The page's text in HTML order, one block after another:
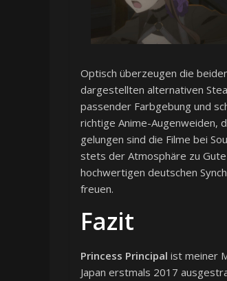
Optisch überzeugen die
dargestellten alternativen
passender Farbgebung und
richtige Anime-Augenweiden,
gelungen sind die Filme bei
stets der Atmosphäre zu
hochwertigen deutschen
freuen.
Fazit
Princess Principal ist meiner
Japan erstmals 2017